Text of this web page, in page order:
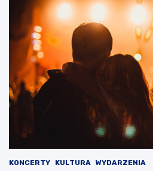
KONCERTY KULTURA WYDARZENIA